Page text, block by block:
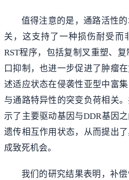
值得注意的是，通路活性
关，这支持了一种损伤耐受而
RST程序，包括复制叉重塑、
口抑制，也进一步促进了肿瘤
述适应状态在侵袭性亚型中富
与通路特异性的突变负荷相关
示了主要驱动基因与DDR基因
遗传相互作用状态，从而提出
成致死机会。
我们的研究结果表明，补